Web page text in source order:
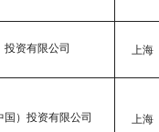
投资有限公司 上海
国）投资有限公司 上海